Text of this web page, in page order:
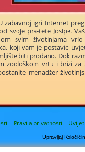
Pravila privatnosti
Upravljaj
zabavnoj igri Internet
svoje pra-tete Josipe.
svim životinjama vrlo
koji vam je postavio
biti prodano. Dok
zoološkom vrtu i brizi za
menadžer